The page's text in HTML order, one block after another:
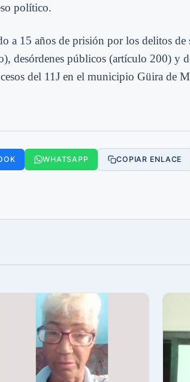
político.
a 15 años de prisión por los delitos de
desórdenes públicos (artículo 200) y
del 11J en el municipio Güira de
WHATSAPP COPIAR ENLACE